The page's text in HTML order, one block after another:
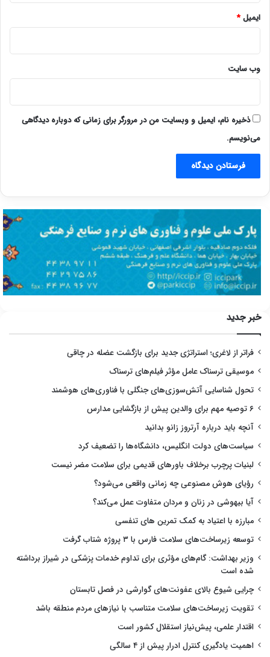
ایمیل*
وب‌ سایت
ذخیره نام، ایمیل و وبسایت من در مرورگر برای زمانی که دوباره دیدگاهی
می‌نویسم.
خبر جدید
فراتر از لاغری؛ استراتژی جدید برای بازگشت عضله در چاقی
موسیقی ترسناک عامل مؤثر فیلم‌های ترسناک
تحول شناسایی آتش‌سوزی‌های جنگلی با فناوری‌های هوشمند
۶ توصیه مهم برای والدین پیش از بازگشایی مدارس
آنچه باید درباره آرتروز زانو بدانید
سیاست‌های دولت انگلیس، دانشگاه‌ها را تضعیف کرد
لبنیات پرچرب برخلاف باورهای قدیمی برای سلامت مضر نیست
رؤیای هوش مصنوعی چه زمانی واقعی می‌شود؟
آیا بیهوشی در زنان و مردان متفاوت عمل می‌کند؟
مبارزه با اعتیاد به کمک تمرین های تنفسی
توسعه زیرساخت‌های سلامت فارس با ۳ پروژه شتاب گرفت
وزیر بهداشت: گام‌های مؤثری برای تداوم خدمات پزشکی در شیراز برداشته
شده است
چرایی شیوع بالای عفونت‌های گوارشی در فصل تابستان
تقویت زیرساخت‌های سلامت متناسب با نیازهای مردم منطقه باشد
اقتدار علمی، پیش‌نیاز استقلال کشور است
اهمیت یادگیری کنترل ادرار پیش از ۴ سالگی